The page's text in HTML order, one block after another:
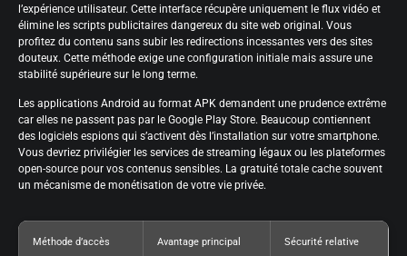
l’expérience utilisateur. Cette interface récupère uniquement le flux vidéo et
élimine les scripts publicitaires dangereux du site web original. Vous
profitez du contenu sans subir les redirections incessantes vers des sites
douteux. Cette méthode exige une configuration initiale mais assure une
stabilité supérieure sur le long terme.
Les applications Android au format APK demandent une prudence extrême
car elles ne passent pas par le Google Play Store. Beaucoup contiennent
des logiciels espions qui s’activent dès l’installation sur votre smartphone.
Vous devriez privilégier les services de streaming légaux ou les plateformes
open-source pour vos contenus sensibles. La gratuité totale cache souvent
un mécanisme de monétisation de votre vie privée.
Méthode d’accès Avantage principal Sécurité relative